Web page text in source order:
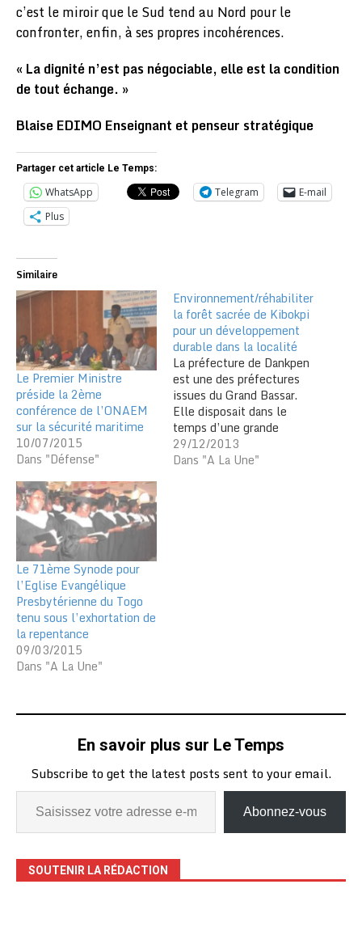
c’est le miroir que le Sud tend au Nord pour le
confronter, enfin, à ses propres incohérences.
​« La dignité n’est pas négociable, elle est la condition
de tout échange. »
​Blaise EDIMO Enseignant et penseur stratégique
Partager cet article Le Temps:
WhatsApp Telegram
E-mail
Plus
Similaire
Le Premier Ministre
préside la 2ème
conférence de l’ONAEM
sur la sécurité maritime
10/07/2015
Dans "Défense"
Environnement/réhabiliter
la forêt sacrée de Kibokpi
pour un développement
durable dans la localité
La préfecture de Dankpen
est une des préfectures
issues du Grand Bassar.
Elle disposait dans le
temps d’une grande
réserve forestière à 12
km à l’ouest de la ville,
29/12/2013
Dans "A La Une"
Le 71ème Synode pour
l’Eglise Evangélique
Presbytérienne du Togo
tenu sous l’exhortation de
la repentance
09/03/2015
Dans "A La Une"
En savoir plus sur Le Temps
Subscribe to get the latest posts sent to your email.
Abonnez-vous
SOUTENIR LA RÉDACTION